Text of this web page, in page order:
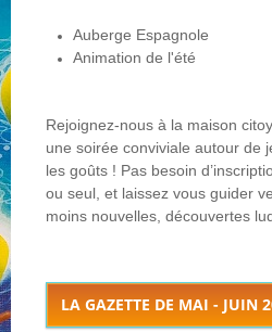
NOS PARTENAIRES
NOUS CONTACTER !
Auberge Espagnole
Animation de l'été
Rejoignez-nous à la maison
une soirée conviviale autour de
les goûts ! Pas besoin
ou seul, et laissez vous guider
moins nouvelles, découvertes
LA GAZETTE DE MAI - JUIN